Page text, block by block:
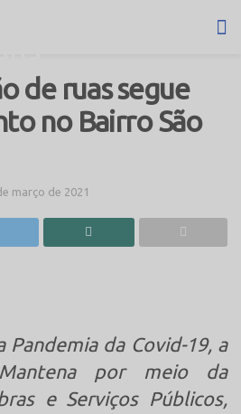
de ruas segue
no Bairro São
março de 2021
da Covid-19, a
por meio da
e Serviços Públicos,